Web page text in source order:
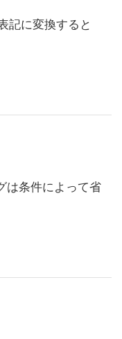
記に変換すると
は条件によって省